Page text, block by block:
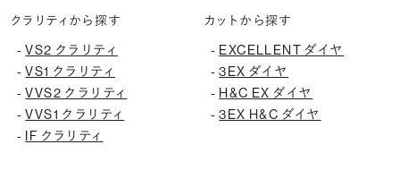
クラリティから探す
-VS2 クラリティ
-VS1 クラリティ
-VVS2 クラリティ
-VVS1 クラリティ
- IF クラリティ
カットから探す
- EXCELLENT ダイヤ
-3EX ダイヤ
- H&C EX ダイヤ
-3EX H&C ダイヤ